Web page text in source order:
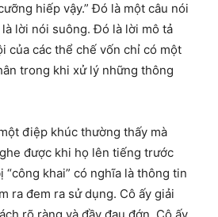
hiếp vậy.” Đó là một câu nói
lời nói suông. Đó là lời mô tả
của các thể chế vốn chỉ có một
trong khi xử lý những thông
điệp khúc thường thấy mà
được khi họ lên tiếng trước
khai” có nghĩa là thông tin
ra đem ra sử dụng. Cô ấy giải